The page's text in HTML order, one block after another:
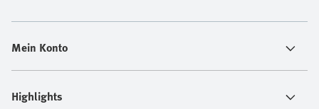
Mein Konto
Highlights